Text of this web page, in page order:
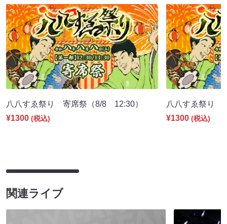
八八すゑ祭り 寄席祭（8/8 12:30）
¥1300 (税込)
八八すゑ祭り
¥1300 (税込)
関連ライブ